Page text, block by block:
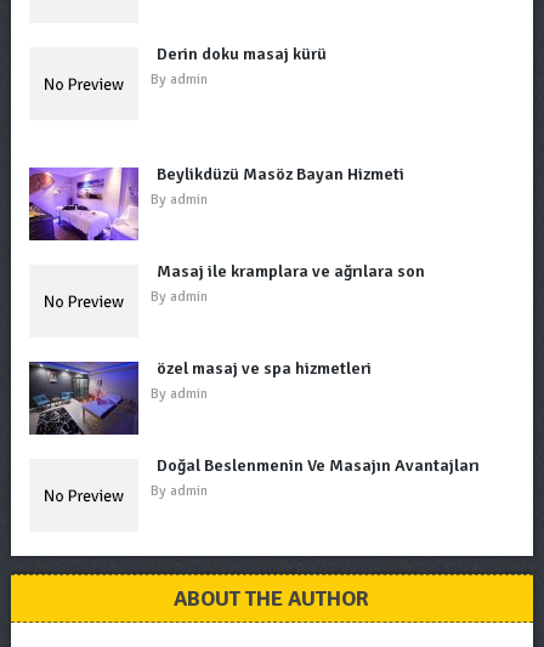
Derin doku masaj kürü
By admin
Beylikdüzü Masöz Bayan Hizmeti
By admin
Masaj ile kramplara ve ağrılara son
By admin
özel masaj ve spa hizmetleri
By admin
Doğal Beslenmenin Ve Masajın Avantajları
By admin
ABOUT THE AUTHOR